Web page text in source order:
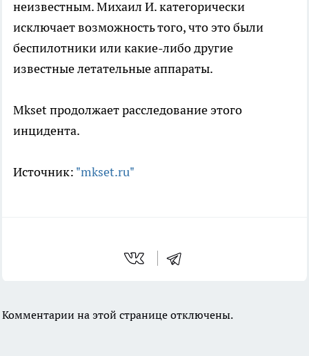
неизвестным. Михаил И. категорически
исключает возможность того, что это были
беспилотники или какие-либо другие
известные летательные аппараты.
Mkset продолжает расследование этого
инцидента.
Источник: "mkset.ru"
Комментарии на этой странице отключены.